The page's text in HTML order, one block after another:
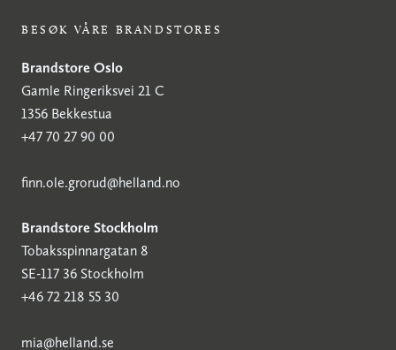
BESØK VÅRE BRANDSTORES
Brandstore Oslo
Gamle Ringeriksvei 21 C
1356 Bekkestua
+47 70 27 90 00
finn.ole.grorud@helland.no
Brandstore Stockholm
Tobaksspinnargatan 8
SE-117 36 Stockholm
+46 72 218 55 30
mia@helland.se